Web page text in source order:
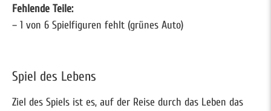
Fehlende Teile:
– 1 von 6 Spielfiguren fehlt (grünes Auto)
Spiel des Lebens
Ziel des Spiels ist es, auf der Reise durch das Leben das